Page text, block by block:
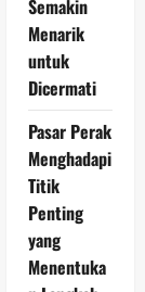
Semakin
Menarik
untuk
Dicermati
Pasar Perak
Menghadapi
Titik
Penting
yang
Menentuka